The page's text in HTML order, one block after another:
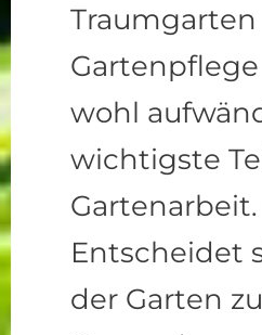
Traumgarten
wohl
wichtigste
Entscheidet
der Garten